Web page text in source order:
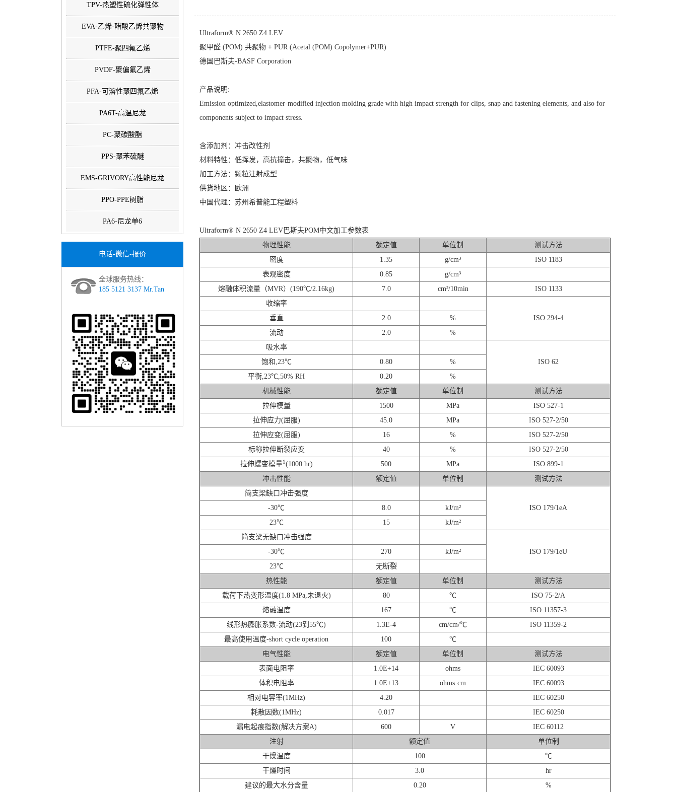
TPV-热塑性硫化弹性体
EVA-乙烯-醋酸乙烯共聚物
PTFE-聚四氟乙烯
PVDF-聚偏氟乙烯
PFA-可溶性聚四氟乙烯
PA6T-高温尼龙
PC-聚碳酸酯
PPS-聚苯硫醚
EMS-GRIVORY高性能尼龙
PPO-PPE树脂
PA6-尼龙单6
电话-微信-报价
全球服务热线：
185 5121 3137 Mr.Tan
Ultraform® N 2650 Z4 LEV
聚甲醛 (POM) 共聚物 + PUR (Acetal (POM) Copolymer+PUR)
德国巴斯夫-BASF Corporation
产品说明:
Emission optimized,elastomer-modified injection molding grade with high impact strength for clips, snap and fastening elements, and also for
components subject to impact stress.
含添加剂：冲击改性剂
材料特性：低挥发，高抗撞击，共聚物，低气味
加工方法：颗粒注射成型
供货地区：欧洲
中国代理：苏州希普能工程塑料
Ultraform® N 2650 Z4 LEV巴斯夫POM中文加工参数表
物理性能
额定值 单位制
测试方法
密度
1.35 g/cm³
ISO 1183
表观密度
0.85
g/cm³
熔融体积流量（MVR）(190℃/2.16kg)
7.0 cm³/10min
ISO 1133
收缩率
ISO 294-4
垂直 2.0
%
流动
2.0
%
吸水率
ISO 62
饱和,23℃ 0.80
%
平衡,23℃,50% RH
0.20
%
机械性能
额定值 单位制
测试方法
拉伸模量
1500 MPa
ISO 527-1
拉伸应力(屈服)
45.0 MPa
ISO 527-2/50
拉伸应变(屈服)
16 %
ISO 527-2/50
标称拉伸断裂应变
40 %
ISO 527-2/50
拉伸蠕变模量1 (1000 hr) 500 MPa
ISO 899-1
冲击性能
额定值 单位制
测试方法
简支梁缺口冲击强度
ISO 179/1eA
-30℃ 8.0
kJ/m²
23℃
15
kJ/m²
简支梁无缺口冲击强度
ISO 179/1eU
-30℃ 270
kJ/m²
23℃
无断裂
热性能
额定值 单位制
测试方法
载荷下热变形温度(1.8 MPa,未退火)
80 ℃
ISO 75-2/A
熔融温度
167 ℃
ISO 11357-3
线形热膨胀系数-流动(23到55℃)
1.3E-4 cm/cm/℃
ISO 11359-2
最高使用温度-short cycle operation
100
℃
电气性能
额定值 单位制
测试方法
表面电阻率
1.0E+14 ohms
IEC 60093
体积电阻率
1.0E+13 ohms·cm
IEC 60093
相对电容率(1MHz)
4.20
IEC 60250
耗散因数(1MHz)
0.017
IEC 60250
漏电起痕指数(解决方案A)
600 V
IEC 60112
注射
额定值
单位制
干燥温度
100
℃
干燥时间
3.0
hr
建议的最大水分含量
0.20
%